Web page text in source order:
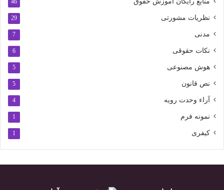
46
نظریات مشورتی 29
مدنی 7
نکات حقوقی 6
هوش مصنوعی 5
نص قانون 5
آراء وحدت رویه 4
نمونه فرم 1
کیفری 1